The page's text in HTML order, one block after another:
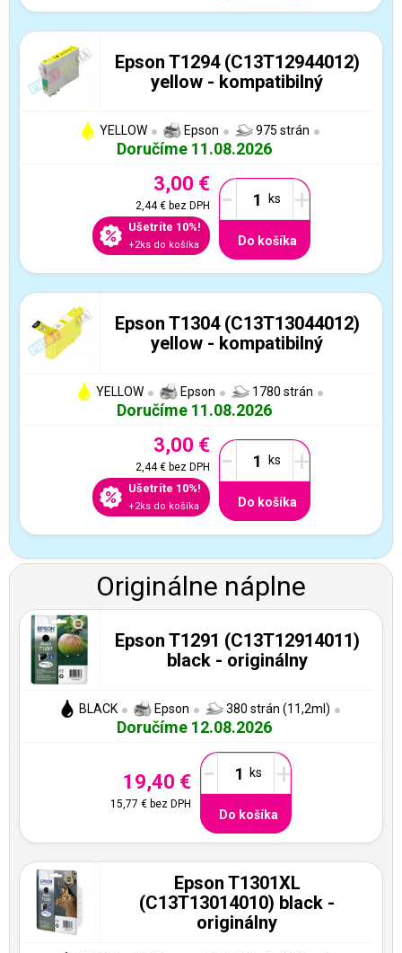
Epson T1294 (C13T12944012)
yellow - kompatibilný
YELLOW Epson 975 strán
Doručíme 11.08.2026
3,00 €
2,44 €bez DPH
Ušetríte 10%!
+2ks do košíka
- +
Do košíka
Epson T1304 (C13T13044012)
yellow - kompatibilný
YELLOW Epson 1780 strán
Doručíme 11.08.2026
3,00 €
2,44 €bez DPH
Ušetríte 10%!
+2ks do košíka
- +
Do košíka
Originálne náplne
Epson T1291 (C13T12914011)
black - originálny
BLACK Epson 380 strán (11,2ml)
Doručíme 12.08.2026
19,40 €
15,77 € bez DPH
- +
Do košíka
Epson T1301XL
(C13T13014010) black -
originálny